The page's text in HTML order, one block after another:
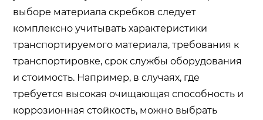
выборе материала скребков следует
комплексно учитывать характеристики
транспортируемого материала, требования к
транспортировке, срок службы оборудования
и стоимость. Например, в случаях, где
требуется высокая очищающая способность и
коррозионная стойкость, можно выбрать